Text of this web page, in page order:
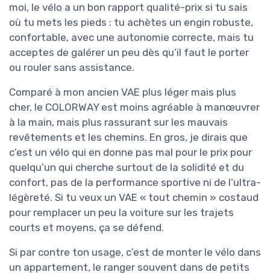
moi, le vélo a un bon rapport qualité-prix si tu sais
où tu mets les pieds : tu achètes un engin robuste,
confortable, avec une autonomie correcte, mais tu
acceptes de galérer un peu dès qu’il faut le porter
ou rouler sans assistance.
Comparé à mon ancien VAE plus léger mais plus
cher, le COLORWAY est moins agréable à manœuvrer
à la main, mais plus rassurant sur les mauvais
revêtements et les chemins. En gros, je dirais que
c’est un vélo qui en donne pas mal pour le prix pour
quelqu’un qui cherche surtout de la solidité et du
confort, pas de la performance sportive ni de l’ultra-
légèreté. Si tu veux un VAE « tout chemin » costaud
pour remplacer un peu la voiture sur les trajets
courts et moyens, ça se défend.
Si par contre ton usage, c’est de monter le vélo dans
un appartement, le ranger souvent dans de petits